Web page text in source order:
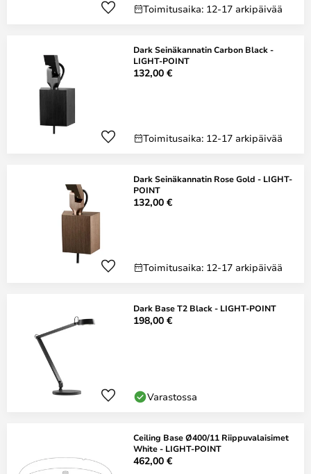
Toimitusaika: 12-17 arkipäivää
Dark Seinäkannatin Carbon Black -
LIGHT-POINT
132,00 €
Toimitusaika: 12-17 arkipäivää
Dark Seinäkannatin Rose Gold - LIGHT-
POINT
132,00 €
Toimitusaika: 12-17 arkipäivää
Dark Base T2 Black - LIGHT-POINT
198,00 €
Varastossa
Ceiling Base Ø400/11 Riippuvalaisimet
White - LIGHT-POINT
462,00 €